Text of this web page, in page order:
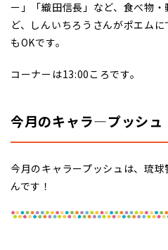
ー」「織田信長」など、食べ物
ど、しんいちろうさんがポエム
もOKです。
コーナーは13:00ころです。
今月のキャラ―プッシュ
今月のキャラープッシュは、琉
んです！